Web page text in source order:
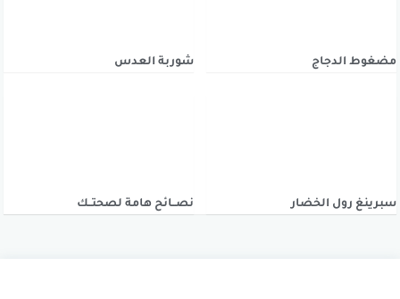
مضغوط الدجاج شوربة العدس
سبرينغ رول الخضار نصــائح هامة لصحتــك